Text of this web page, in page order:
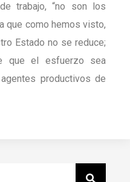
trabajo, “no son los
que como hemos visto,
Estado no se reduce;
que el esfuerzo sea
productivos de